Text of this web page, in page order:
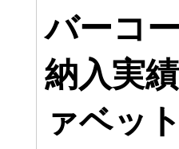
バーコ
納入実
ァベッ